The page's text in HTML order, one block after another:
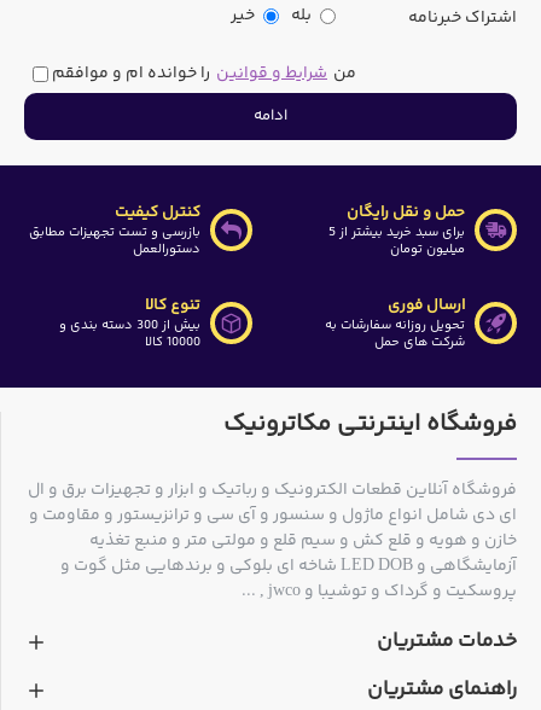
اشتراک خبرنامه بله خیر
من شرایط و قوانین را خوانده ام و موافقم
ادامه
حمل و نقل رایگان
برای سبد خرید بیشتر از 5
میلیون تومان
کنترل کیفیت
بازرسی و تست تجهیزات مطابق
دستورالعمل
ارسال فوری
تحویل روزانه سفارشات به
شرکت های حمل
تنوع کالا
بیش از 300 دسته بندی و
10000 کالا
فروشگاه اینترنتی مکاترونیک
فروشگاه آنلاین قطعات الکترونیک و رباتیک و ابزار و تجهیزات برق و ال
ای دی شامل انواع ماژول و سنسور و آی سی و ترانزیستور و مقاومت و
خازن و هویه و قلع کش و سیم قلع و مولتی متر و منبع تغذیه
آزمایشگاهی و LED DOB شاخه ای بلوکی و برندهایی مثل گوت و
پروسکیت و گرداک و توشیبا و jwco , ...
خدمات مشتریان
راهنمای مشتریان